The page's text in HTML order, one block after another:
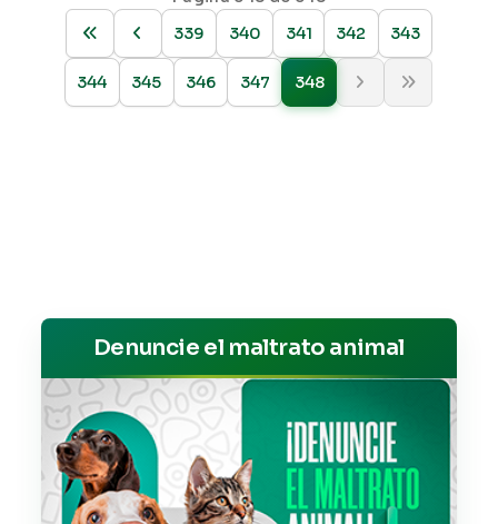
339
340 341 342 343
344 345 346 347 348
Denuncie el maltrato animal